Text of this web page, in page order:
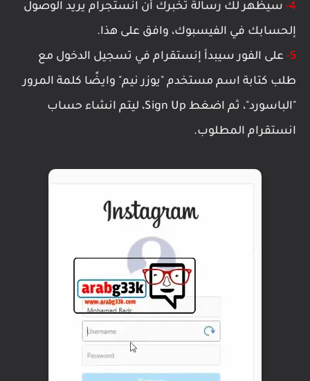
4- سيظهر لك رسالة تخبرك أن انستجرام يريد الوصول
إلحسابك في الفيسبوك، وافق على هذا.
5- على الفور سيبدأ إنستقرام في تسجيل الدخول مع
طلب كتابة اسم مستخدم "يوزر نيم" وايضًا كلمة المرور
"الباسورد"، ثم اضغط Sign Up، ليتم انشاء حساب
انستقرام المطلوب.